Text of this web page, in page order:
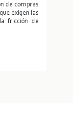
de compras
exigen las
fricción de